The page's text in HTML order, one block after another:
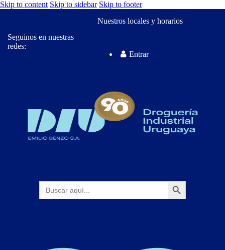
Skip to content Skip to sidebar Skip to footer
Seguinos en nuestras
redes:
Nuestros locales y horarios
Entrar
Buscar: Botón de búsqueda